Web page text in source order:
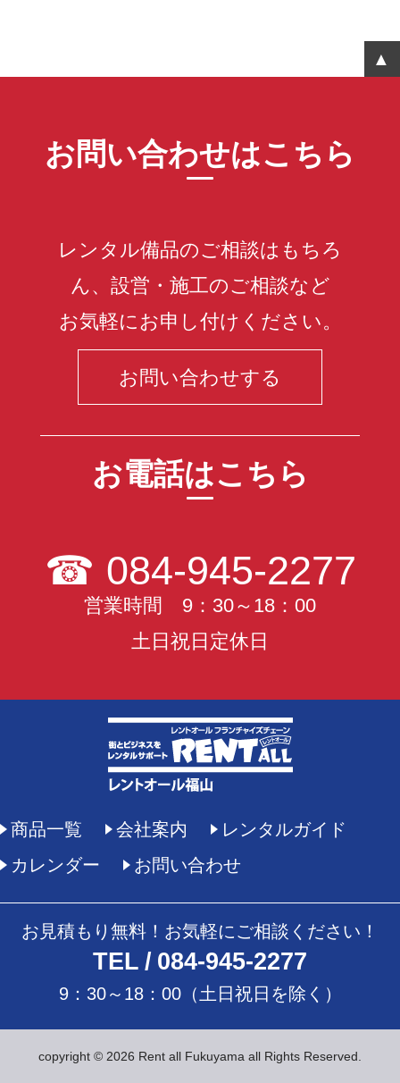
お問い合わせはこちら
レンタル備品のご相談はもちろ
ん、設営・施工のご相談など
お気軽にお申し付けください。
お問い合わせする
お電話はこちら
☎ 084-945-2277
営業時間 9：30～18：00
土日祝日定休日
商品一覧 会社案内
レンタルガイド
カレンダー
お問い合わせ
お見積もり無料！お気軽にご相談ください！
TEL 084-945-2277
9：30～18：00（土日祝日を除く）
copyright © 2026 Rent all Fukuyama all Rights Reserved.